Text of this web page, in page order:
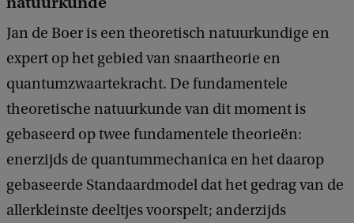
Jan de Boer is een theoretisch natuurkundige en
expert op het gebied van snaartheorie en
quantumzwaartekracht. De fundamentele
theoretische natuurkunde van dit moment is
gebaseerd op twee fundamentele theorieën:
enerzijds de quantummechanica en het daarop
gebaseerde Standaardmodel dat het gedrag van de
allerkleinste deeltjes voorspelt; anderzijds